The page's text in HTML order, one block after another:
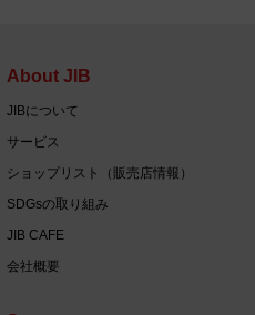
About JIB
JIBについて
サービス
ショップリスト（販売店情報）
SDGsの取り組み
JIB CAFE
会社概要